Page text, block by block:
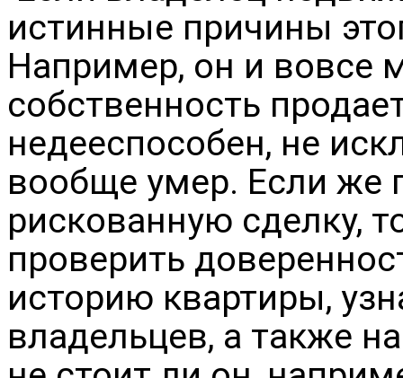
истинные причины
Например, он и вовсе
собственность
недееспособен, не
вообще умер. Если же
рискованную сделку,
проверить
историю квартиры,
владельцев, а также